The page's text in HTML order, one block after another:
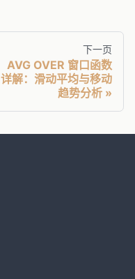
下一页
AVG OVER 窗口函数
详解：滑动平均与移动
趋势分析